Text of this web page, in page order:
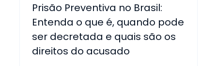
Prisão Preventiva no Brasil:
Entenda o que é, quando pode
ser decretada e quais são os
direitos do acusado